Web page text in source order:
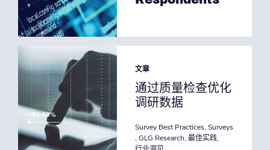
文章
通过质量检查优化
调研数据
Survey Best Practices, Surveys
, GLG Research, 最佳实践,